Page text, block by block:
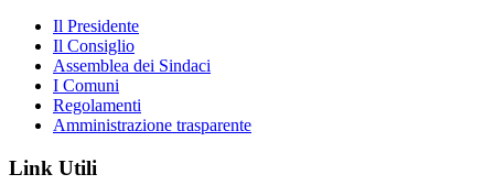
Il Presidente
Il Consiglio
Assemblea dei Sindaci
I Comuni
Regolamenti
Amministrazione trasparente
Link Utili